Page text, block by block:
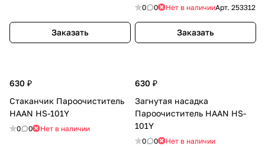
Заказать
0 0 Нет в наличииАрт. 253312
Заказать
630 ₽
Стаканчик Пароочиститель
HAAN HS-101Y
0 0 Нет в наличии
630 ₽
Загнутая насадка
Пароочиститель HAAN HS-
101Y
0 0 Нет в наличии